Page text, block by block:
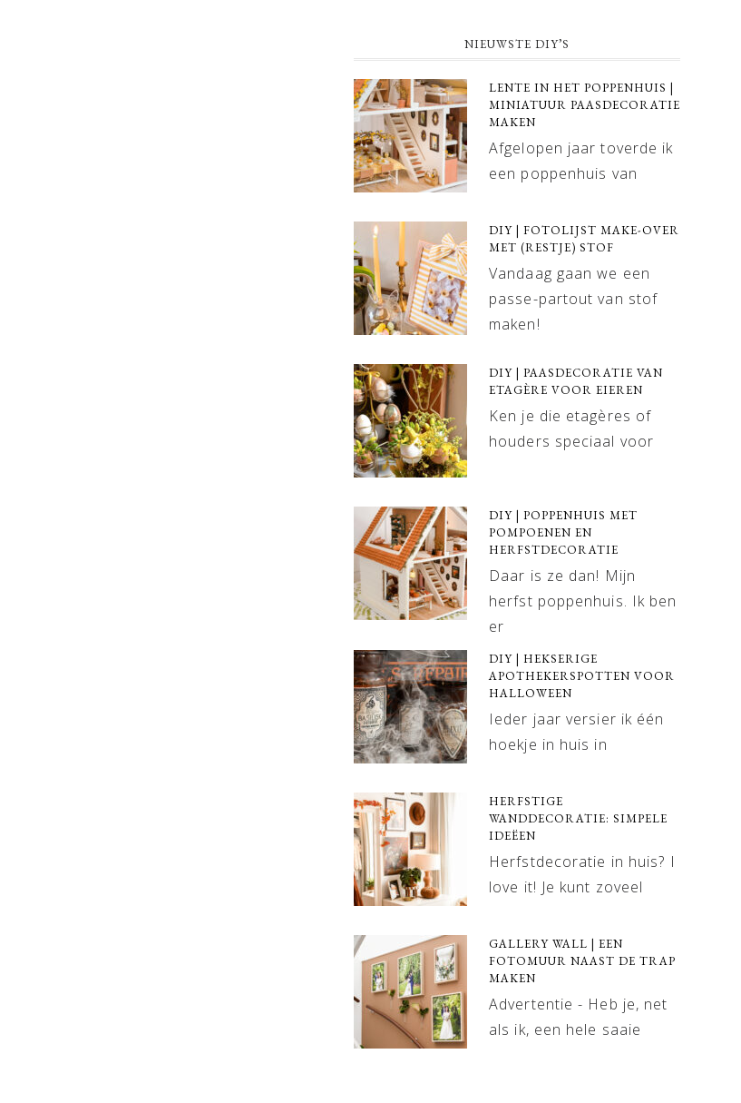
NIEUWSTE DIY’S
LENTE IN HET POPPENHUIS |
MINIATUUR PAASDECORATIE
MAKEN
Afgelopen jaar toverde ik
een poppenhuis van
DIY | FOTOLIJST MAKE-OVER
MET (RESTJE) STOF
Vandaag gaan we een
passe-partout van stof
maken!
DIY | PAASDECORATIE VAN
ETAGÈRE VOOR EIEREN
Ken je die etagères of
houders speciaal voor
DIY | POPPENHUIS MET
POMPOENEN EN
HERFSTDECORATIE
Daar is ze dan! Mijn
herfst poppenhuis. Ik ben
er
DIY | HEKSERIGE
APOTHEKERSPOTTEN VOOR
HALLOWEEN
Ieder jaar versier ik één
hoekje in huis in
HERFSTIGE
WANDDECORATIE: SIMPELE
IDEËEN
Herfstdecoratie in huis? I
love it! Je kunt zoveel
GALLERY WALL | EEN
FOTOMUUR NAAST DE TRAP
MAKEN
Advertentie - Heb je, net
als ik, een hele saaie